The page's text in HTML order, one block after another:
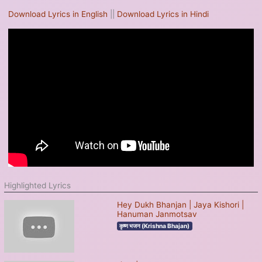
Download Lyrics in English Download Lyrics in Hindi
Highlighted Lyrics
Hey Dukh Bhanjan | Jaya Kishori |
Hanuman Janmotsav
कृष्ण भजन (Krishna Bhajan)